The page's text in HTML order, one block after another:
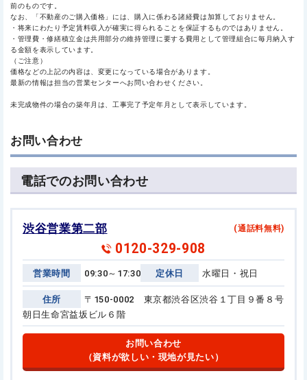
前のものです。
なお、「不動産のご購入価格」には、購入に係わる諸経費は加算しておりません。
・将来にわたり予定賃料収入が確実に得られることを保証するものではありません。
・管理費・修繕積立金は共用部分の維持管理に要する費用として管理組合に毎月納入す
る金額を表示しています。
（ご注意）
価格などの上記の内容は、変更になっている場合があります。
最新の情報は担当の営業センターへお問い合わせください。
未完成物件の場合の築年月は、工事完了予定年月として表示しています。
お問い合わせ
電話でのお問い合わせ
渋谷営業第二部
0120-329-908
(通話料無料)
営業時間 09:30～17:30 定休日 水曜日・祝日
住所
〒150-0002 東京都渋谷区渋谷１丁目９番８号
朝日生命宮益坂ビル６階
お問い合わせ
（資料が欲しい・現地が見たい）